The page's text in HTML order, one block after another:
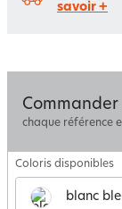
savoir +
Commander
chaque référence
Coloris disponibles
blanc